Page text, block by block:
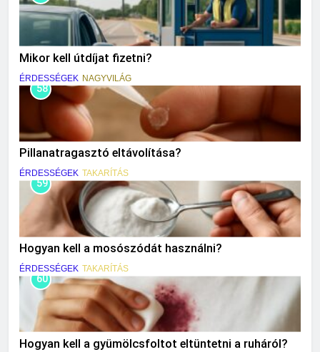
Mikor kell útdíjat fizetni?
ÉRDESSÉGEK NAGYVILÁG
58
Pillanatragasztó eltávolítása?
ÉRDESSÉGEK TAKARÍTÁS
59
Hogyan kell a mosószódát használni?
ÉRDESSÉGEK TAKARÍTÁS
60
Hogyan kell a gyümölcsfoltot eltüntetni a ruháról?